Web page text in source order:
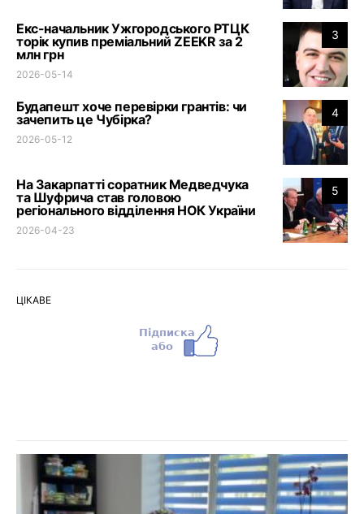
3
Екс-начальник Ужгородського РТЦК
торік купив преміальний ZEEKR за 2
млн грн
2026-05-14
4
Будапешт хоче перевірки грантів: чи
зачепить це Чубірка?
2026-05-12
5
На Закарпатті соратник Медведчука
та Шуфрича став головою
регіонального відділення НОК України
2026-04-23
ЦІКАВЕ